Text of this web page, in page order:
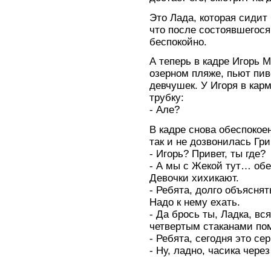
Это Лада, которая
что после
беспокойно.
А теперь в кадре Игорь
озерном пляже, пьют
девчушек. У Игоря в
трубку:
- Але?
В кадре снова
так и не дозвонилась
- Игорь? Привет, ты где?
- А мы с Жекой тут…
Девочки хихикают.
- Ребята, долго
Надо к нему ехать.
- Да брось ты, Ладка,
четвертым стаканами
- Ребята, сегодня это
- Ну, ладно, часика